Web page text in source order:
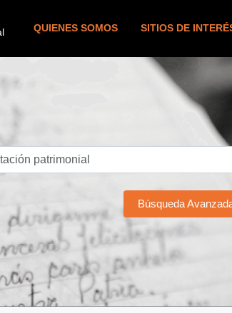
QUIENES SOMOS SITIOS DE
Búsqueda